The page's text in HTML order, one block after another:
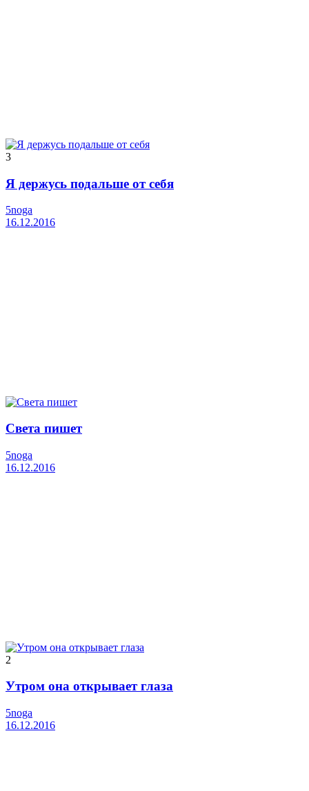
3
Я держусь подальше от себя
5noga
16.12.2016
Света пишет
5noga
16.12.2016
2
Утром она открывает глаза
5noga
16.12.2016